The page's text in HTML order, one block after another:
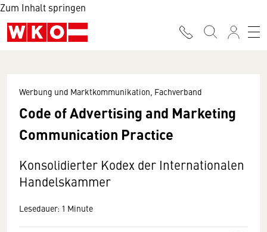
Zum Inhalt springen
Werbung und Marktkommunikation, Fachverband
Code of Advertising and Marketing
Communication Practice
Konsolidierter Kodex der Internationalen
Handelskammer
Lesedauer: 1 Minute